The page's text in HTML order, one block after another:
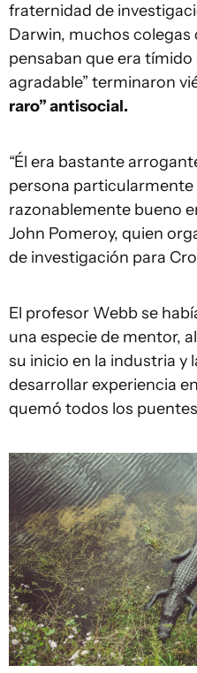
fraternidad de
Darwin, muchos
pensaban que era
agradable” terminaron
raro” antisocial.
“Él era bastante
persona particularmente
razonablemente bueno
John Pomeroy, quien
de investigación para
El profesor Webb se
una especie de mentor,
su inicio en la industria y
desarrollar experiencia
quemó todos los